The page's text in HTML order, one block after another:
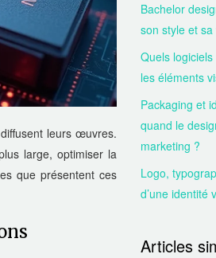
leurs œuvres.
large, optimiser la
que présentent ces
Bachelor
son style et
Quels
les éléments
Packaging et
quand le
marketing ?
Logo,
d’une identité
Articles